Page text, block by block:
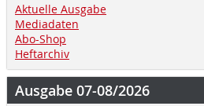
Aktuelle Ausgabe
Mediadaten
Abo-Shop
Heftarchiv
Ausgabe 07-08/2026